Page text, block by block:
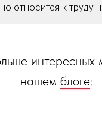
относится к труду
интересных
нашем блоге: